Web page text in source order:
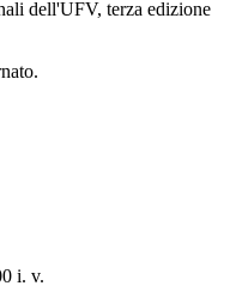
dell'UFV, terza edizione
i. v.